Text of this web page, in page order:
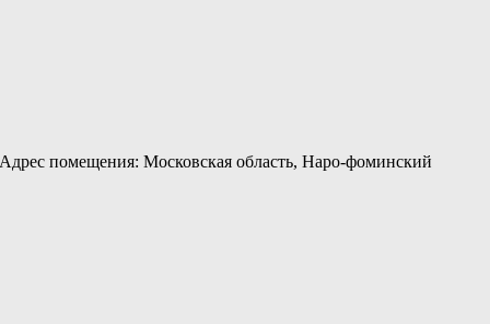
помещения: Московская область, Наро-фоминский